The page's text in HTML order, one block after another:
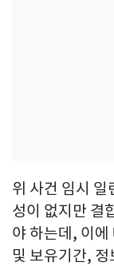
위 사건 임시
성이 없지만 결
야 하는데, 이에
및 보유기간,